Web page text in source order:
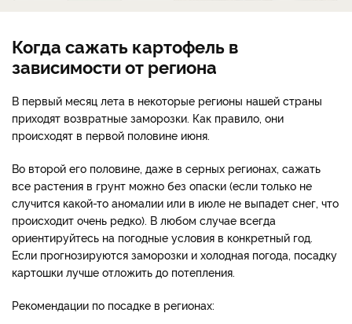
Когда сажать картофель в
зависимости от региона
В первый месяц лета в некоторые регионы нашей страны
приходят возвратные заморозки. Как правило, они
происходят в первой половине июня.
Во второй его половине, даже в серных регионах, сажать
все растения в грунт можно без опаски (если только не
случится какой-то аномалии или в июле не выпадет снег, что
происходит очень редко). В любом случае всегда
ориентируйтесь на погодные условия в конкретный год.
Если прогнозируются заморозки и холодная погода, посадку
картошки лучше отложить до потепления.
Рекомендации по посадке в регионах: